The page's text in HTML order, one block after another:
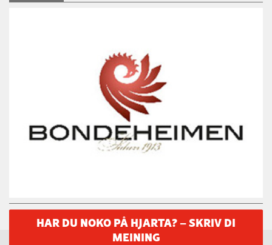
HAR DU NOKO PÅ HJARTA? – SKRIV DI
MEINING